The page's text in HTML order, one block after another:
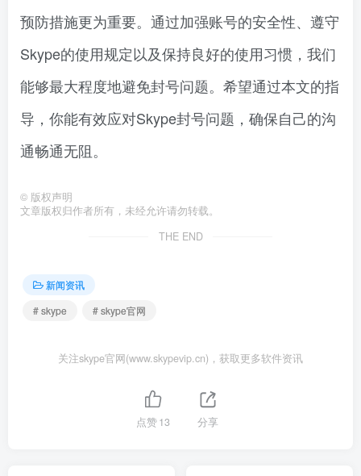
预防措施更为重要。通过加强账号的安全性、遵守
Skype的使用规定以及保持良好的使用习惯，我们
能够最大程度地避免封号问题。希望通过本文的指
导，你能有效应对Skype封号问题，确保自己的沟
通畅通无阻。
© 版权声明
文章版权归作者所有，未经允许请勿转载。
THE END
新闻资讯
# skype
# skype官网
关注skype官网(www.skypevip.cn)，获取更多软件资讯
点赞13 分享